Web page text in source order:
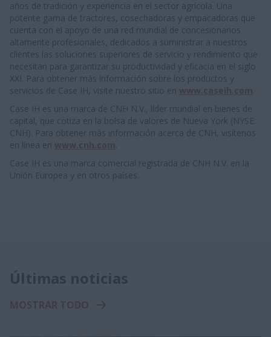
años de tradición y experiencia en el sector agrícola. Una
potente gama de tractores, cosechadoras y empacadoras que
cuenta con el apoyo de una red mundial de concesionarios
altamente profesionales, dedicados a suministrar a nuestros
clientes las soluciones superiores de servicio y rendimiento que
necesitan para garantizar su productividad y eficacia en el siglo
XXI. Para obtener más información sobre los productos y
servicios de Case IH, visite nuestro sitio en
Case IH es una marca de CNH N.V., líder mundial en bienes de
capital, que cotiza en la bolsa de valores de Nueva York (NYSE:
CNH). Para obtener más información acerca de CNH, visítenos
en línea en
Case IH es una marca comercial registrada de CNH N.V. en la
Unión Europea y en otros países.
Últimas noticias